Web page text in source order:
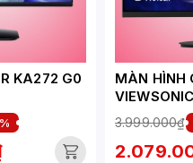
KA272 G0
1MS)
MÀN HÌNH
PRO (23.8
- 200HZ -
3.999.000₫